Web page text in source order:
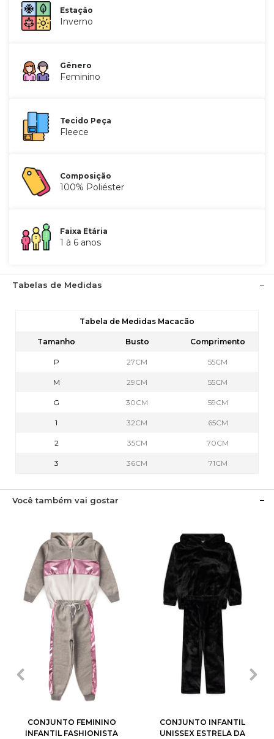
Estação
Inverno
Gênero
Feminino
Tecido Peça
Fleece
Composição
100% Poliéster
Faixa Etária
1 à 6 anos
Tabelas de Medidas
Tabela de Medidas Macacão
Tamanho Busto Comprimento
P 27CM 55CM
M 29CM 55CM
G 30CM 59CM
1 32CM 65CM
2 35CM 70CM
3 36CM 71CM
Você também vai gostar
3 4 6
10 14
CONJUNTO FEMININO
INFANTIL FASHIONISTA
3 4 6
10 12
CONJUNTO INFANTIL
UNISSEX ESTRELA DA